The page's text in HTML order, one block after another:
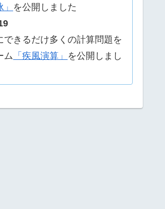
を公開しました
できるだけ多くの計算問題を
ム 「疾風演算」 を公開しまし